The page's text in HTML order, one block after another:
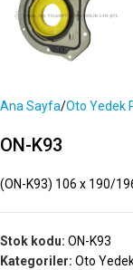
Ana Sayfa Oto Yedek
ON-K93
(ON-K93) 106 x 190/
Stok kodu: ON-K93
Kategoriler: Oto